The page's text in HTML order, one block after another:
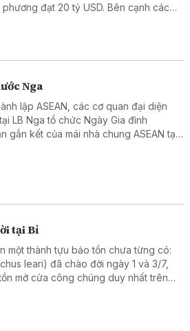
đạt 20 tỷ USD. Bên cạnh các
quan hệ kinh tế hai nước.
Nga
lập ASEAN, các cơ quan đại diện
LB Nga tổ chức Ngày Gia đình
gắn kết của mái nhà chung ASEAN tại
tại Bỉ
một thành tựu bảo tồn chưa từng có:
leari) đã chào đời ngày 1 và 3/7,
mở cửa công chúng duy nhất trên